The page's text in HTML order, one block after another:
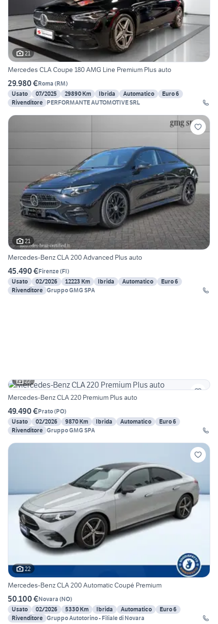
21
Mercedes CLA Coupe 180 AMG Line Premium Plus auto
29.980 €Roma (RM)
Usato
07/2025 29890 Km Ibrida Automatico
Euro 6
Rivenditore PERFORMANTE AUTOMOTIVE SRL
21
Mercedes-Benz CLA 200 Advanced Plus auto
45.490 €Firenze(FI)
Usato
02/2026 12223 Km Ibrida Automatico
Euro 6
Rivenditore Gruppo GMG SPA
22
Mercedes-Benz CLA 220 Premium Plus auto
49.490 €Prato(PO)
Usato
02/2026 9870 Km Ibrida Automatico
Euro 6
Rivenditore Gruppo GMG SPA
22
Mercedes-Benz CLA 200 Automatic Coupé Premium
50.100 €Novara (NO)
Usato
02/2026 5330 Km Ibrida Automatico
Euro 6
Rivenditore Gruppo Autotorino - Filiale di Novara